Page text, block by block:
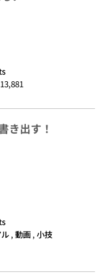
13,881
き出す！
, 動画 , 小技